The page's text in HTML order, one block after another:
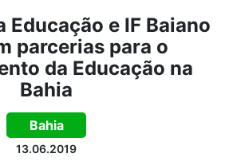
Educação e IF Baiano
parcerias para o
da Educação na
Bahia
Bahia
13.06.2019